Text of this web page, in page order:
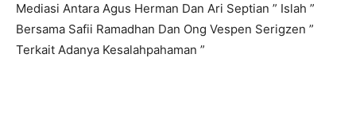
Mediasi Antara Agus Herman Dan Ari Septian ” Islah ”
Bersama Safii Ramadhan Dan Ong Vespen Serigzen ”
Terkait Adanya Kesalahpahaman ”